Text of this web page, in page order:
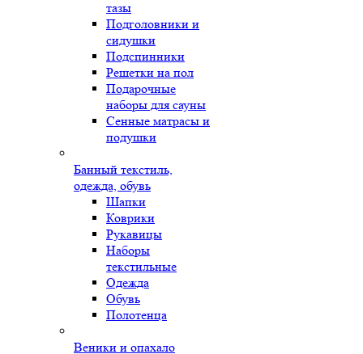
тазы
Подголовники и
сидушки
Подспинники
Решетки на пол
Подарочные
наборы для сауны
Сенные матрасы и
подушки
Банный текстиль,
одежда, обувь
Шапки
Коврики
Рукавицы
Наборы
текстильные
Одежда
Обувь
Полотенца
Веники и опахало